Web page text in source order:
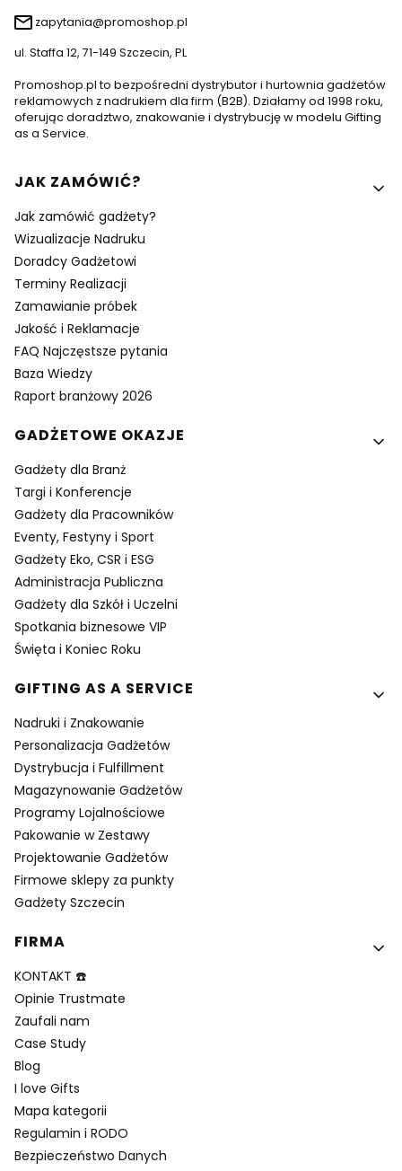
zapytania@promoshop.pl
ul. Staffa 12, 71-149 Szczecin, PL
Promoshop.pl to bezpośredni dystrybutor i hurtownia gadżetów
reklamowych z nadrukiem dla firm (B2B). Działamy od 1998 roku,
oferując doradztwo, znakowanie i dystrybucję w modelu Gifting
as a Service.
Linki w stopce
JAK ZAMÓWIĆ?
Jak zamówić gadżety?
Wizualizacje Nadruku
Doradcy Gadżetowi
Terminy Realizacji
Zamawianie próbek
Jakość i Reklamacje
FAQ Najczęstsze pytania
Baza Wiedzy
Raport branżowy 2026
GADŻETOWE OKAZJE
Gadżety dla Branż
Targi i Konferencje
Gadżety dla Pracowników
Eventy, Festyny i Sport
Gadżety Eko, CSR i ESG
Administracja Publiczna
Gadżety dla Szkół i Uczelni
Spotkania biznesowe VIP
Święta i Koniec Roku
GIFTING AS A SERVICE
Nadruki i Znakowanie
Personalizacja Gadżetów
Dystrybucja i Fulfillment
Magazynowanie Gadżetów
Programy Lojalnościowe
Pakowanie w Zestawy
Projektowanie Gadżetów
Firmowe sklepy za punkty
Gadżety Szczecin
FIRMA
KONTAKT ☎️
Opinie Trustmate
Zaufali nam
Case Study
Blog
I love Gifts
Mapa kategorii
Regulamin i RODO
Bezpieczeństwo Danych